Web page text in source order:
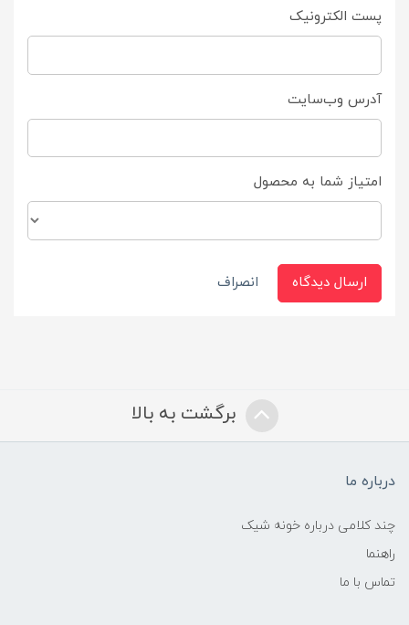
پست الکترونیک
آدرس وب‌سایت
امتیاز شما به محصول
ارسال دیدگاه انصراف
برگشت به بالا
درباره ما
چند کلامی درباره خونه شیک
راهنما
تماس با ما